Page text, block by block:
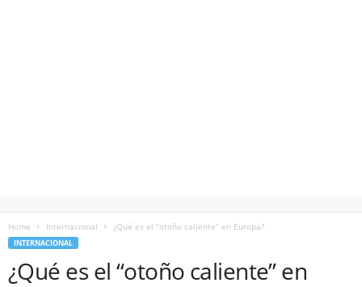
Home Internacional ¿Qué es el “otoño caliente” en Europa?
INTERNACIONAL
¿Qué es el “otoño caliente” en